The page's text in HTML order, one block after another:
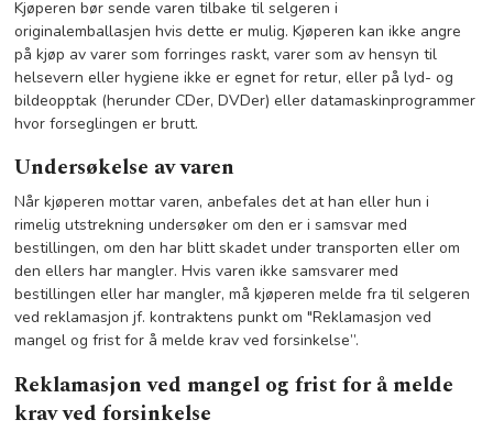
Kjøperen bør sende varen tilbake til selgeren i
originalemballasjen hvis dette er mulig. Kjøperen kan ikke angre
på kjøp av varer som forringes raskt, varer som av hensyn til
helsevern eller hygiene ikke er egnet for retur, eller på lyd- og
bildeopptak (herunder CDer, DVDer) eller datamaskinprogrammer
hvor forseglingen er brutt.
Undersøkelse av varen
Når kjøperen mottar varen, anbefales det at han eller hun i
rimelig utstrekning undersøker om den er i samsvar med
bestillingen, om den har blitt skadet under transporten eller om
den ellers har mangler. Hvis varen ikke samsvarer med
bestillingen eller har mangler, må kjøperen melde fra til selgeren
ved reklamasjon jf. kontraktens punkt om "Reklamasjon ved
mangel og frist for å melde krav ved forsinkelse”.
Reklamasjon ved mangel og frist for å melde
krav ved forsinkelse